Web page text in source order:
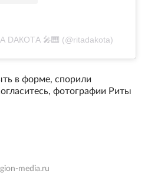
DАКОТА 🎤🎹 (@ritadakota)
в форме, спорили
фотографии Риты
media.ru